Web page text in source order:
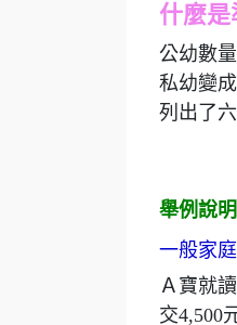
什麼是
公幼數
私幼變
列出了
舉例說明
一般家
Ａ寶就
交4,500